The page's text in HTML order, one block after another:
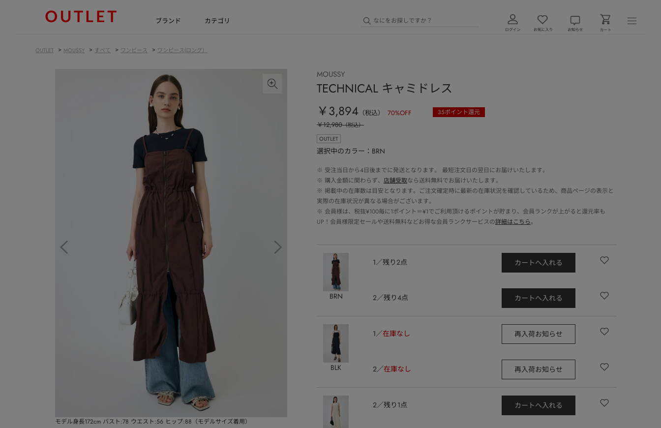
ブランド カテゴリ
OUTLET > MOUSSY > すべて > ワンピース > ワンピース(ロング）
モデル身長172cm バスト:78 ウエスト:56 ヒップ:88（モデルサイズ着用）
MOUSSY
TECHNICAL キャミドレス
￥3,894 （税込） 70%OFF 35ポイント還元
￥12,980（税込）
OUTLET
選択中のカラー：BRN
※ 受注当日から4日後までに発送となります。 最短注文日の翌日にお届けいたします。
※ 購入金額に関わらず、 店舗受取なら送料無料でお届けいたします。
※ 掲載中の在庫数は目安となります。ご注文確定時に最新の在庫状況を確認しているため、商品ページの表示と
実際の在庫状況が異なる場合がございます。
※ 会員様は、税抜¥100毎に1ポイント＝¥1でご利用頂けるポイントが貯まり、会員ランクが上がると還元率も
UP！会員様限定セールや送料無料などお得な会員ランクサービスの詳細はこちら。
BRN
1 残り2点 カートへ入れる
2 残り4点 カートへ入れる
BLK
1 在庫なし 再入荷お知らせ
2 在庫なし 再入荷お知らせ
2 残り1点 カートへ入れる